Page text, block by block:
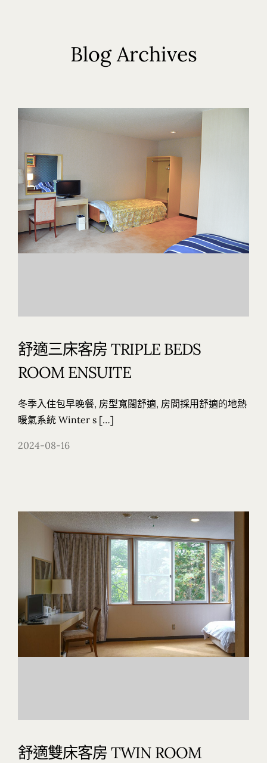
Blog Archives
舒適三床客房 TRIPLE BEDS
ROOM ENSUITE
冬季入住包早晚餐, 房型寬闊舒適, 房間採用舒適的地熱
暖氣系統 Winter s […]
2024-08-16
舒適雙床客房 TWIN ROOM